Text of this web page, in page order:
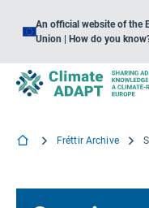
An official website of the
Union | How do you
Fréttir Archive